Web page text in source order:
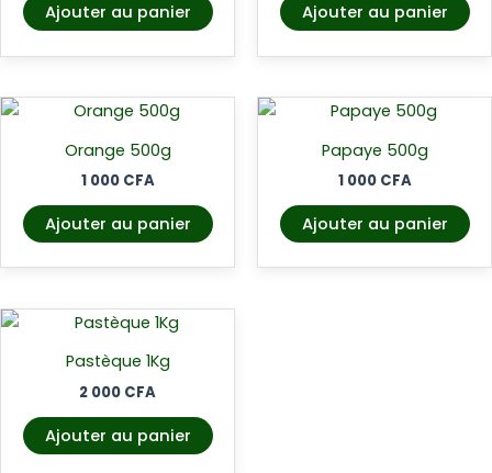
Ajouter au panier Ajouter au panier
Orange 500g
1 000 CFA
Ajouter au panier
Papaye 500g
1 000 CFA
Ajouter au panier
Pastèque 1Kg
2 000 CFA
Ajouter au panier